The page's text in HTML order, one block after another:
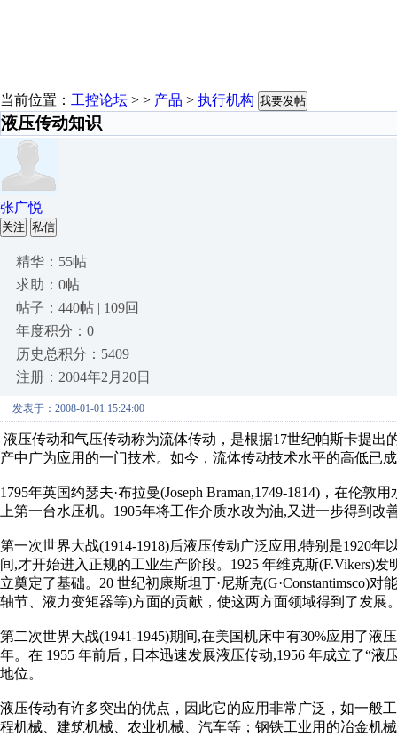
当前位置： 工控论坛 > > 产品 > 执行机构 我要发帖
液压传动知识
张广悦
关注 私信
精华：55帖
求助：0帖
帖子：440帖 | 109回
年度积分：0
历史总积分：5409
注册：2004年2月20日
发表于：2008-01-01 15:24:00
液压传动和气压传动称为流体传动，是根据17世纪帕斯卡提
产中广为应用的一门技术。如今，流体传动技术水平的高低已
1795年英国约瑟夫·布拉曼(Joseph Braman,1749-1814)，在伦
上第一台水压机。1905年将工作介质水改为油,又进一步得到改
第一次世界大战(1914-1918)后液压传动广泛应用,特别是1920
间,才开始进入正规的工业生产阶段。1925 年维克斯(F.Vikers)
立奠定了基础。20 世纪初康斯坦丁·尼斯克(G·Constantimsco)
轴节、液力变矩器等)方面的贡献，使这两方面领域得到了发展
第二次世界大战(1941-1945)期间,在美国机床中有30%应用了
年。在 1955 年前后 , 日本迅速发展液压传动,1956 年成立了“
地位。
液压传动有许多突出的优点，因此它的应用非常广泛，如一般
程机械、建筑机械、农业机械、汽车等；钢铁工业用的冶金机